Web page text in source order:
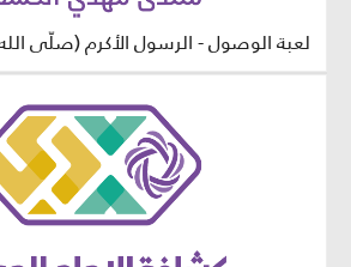
لعبة الوصول - الرسول الأكرم (صلّى